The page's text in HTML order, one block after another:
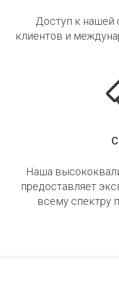
Доступ к нашей
клиентов и
Наша
предоставляет
всему спектру